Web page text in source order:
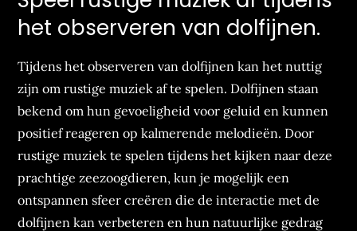
het observeren van dolfijnen.
Tijdens het observeren van dolfijnen kan het nuttig
zijn om rustige muziek af te spelen. Dolfijnen staan
bekend om hun gevoeligheid voor geluid en kunnen
positief reageren op kalmerende melodieën. Door
rustige muziek te spelen tijdens het kijken naar deze
prachtige zeezoogdieren, kun je mogelijk een
ontspannen sfeer creëren die de interactie met de
dolfijnen kan verbeteren en hun natuurlijke gedrag